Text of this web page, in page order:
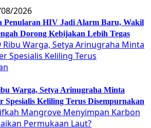
2026
Penularan HIV Jadi Alarm Baru, Wakil
Dorong Kebijakan Lebih Tegas
Warga, Setya Arinugraha Minta
Spesialis Keliling Terus Disempurnakan